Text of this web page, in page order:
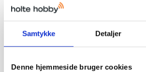
Samtykke Detaljer
Denne hjemmeside bruger cookies